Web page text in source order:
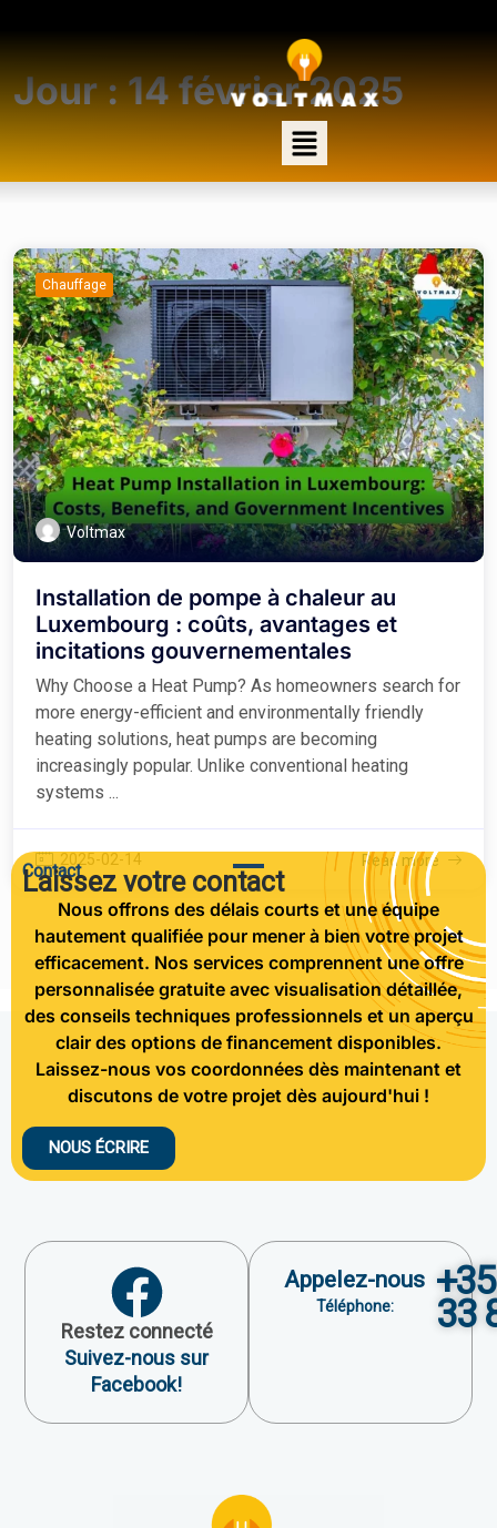
Jour :14 février 2025
Chauffage
Voltmax
Installation de pompe à chaleur au
Luxembourg : coûts, avantages et
incitations gouvernementales
Why Choose a Heat Pump? As homeowners search for
more energy-efficient and environmentally friendly
heating solutions, heat pumps are becoming
increasingly popular. Unlike conventional heating
systems ...
2025-02-14 Read more
Contact
Laissez votre contact
Nous offrons des délais courts et une équipe
hautement qualifiée pour mener à bien votre projet
efficacement. Nos services comprennent une offre
personnalisée gratuite avec visualisation détaillée,
des conseils techniques professionnels et un aperçu
clair des options de financement disponibles.
Laissez-nous vos coordonnées dès maintenant et
discutons de votre projet dès aujourd'hui !
NOUS ÉCRIRE
Restez connecté
Suivez-nous sur
Facebook!
Appelez-nous
Téléphone: 33